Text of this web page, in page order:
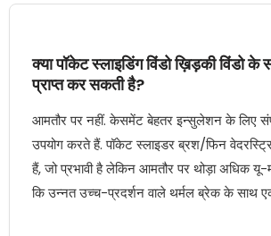
क्या पॉकेट स्लाइडिंग विंडो ख़िड़की विंडो
प्राप्त कर सकती है?
आमतौर पर नहीं. केसमेंट बेहतर इन्सुलेशन के लिए
उपयोग करते हैं. पॉकेट स्लाइडर ब्रश/फिन
हैं, जो प्रभावी है लेकिन आमतौर पर थोड़ा अधिक
कि उन्नत उच्च-प्रदर्शन वाले थर्मल ब्रेक के साथ